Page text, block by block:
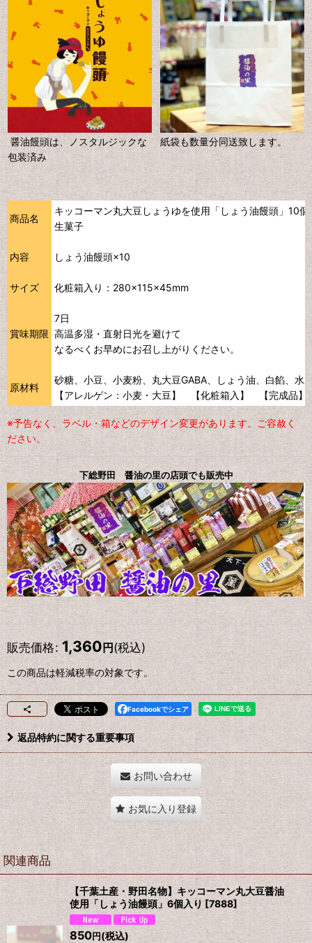
醤油饅頭は、ノスタルジックな
包装済み
紙袋も数量分同送致します。
商品名
キッコーマン丸大豆しょうゆを使用「しょう油饅頭」10個
生菓子
内容 しょう油饅頭×10
サイズ 化粧箱入り：280×115×45mm
賞味期限
7日
高温多湿・直射日光を避けて
なるべくお早めにお召し上がりください。
原材料
砂糖、小豆、小麦粉、丸大豆GABA、しょう油、白餡、水
【アレルゲン：小麦・大豆】 【化粧箱入】 【完成品】
※予告なく、ラベル・箱などのデザイン変更があります。ご容赦く
ださい。
下総野田 醤油の里の店頭でも販売中
販売価格: 1,360円 (税込)
この商品は軽減税率の対象です。
Facebookでシェア
返品特約に関する重要事項
お問い合わせ
お気に入り登録
関連商品
【千葉土産・野田名物】キッコーマン丸大豆醤油
使用「しょう油饅頭」6個入り [7888]
850円(税込)